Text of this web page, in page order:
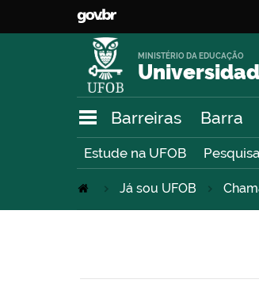
MINISTÉRIO DA EDUCAÇÃO
Barreiras Barra
Estude na UFOB Pesquisa
Já sou UFOB